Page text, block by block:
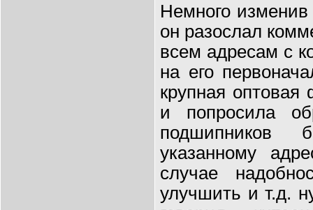
Немного
он разослал
всем адресам с
на его
крупная оптовая
и попросила
подшипников
указанному
случае
улучшить и т.д.